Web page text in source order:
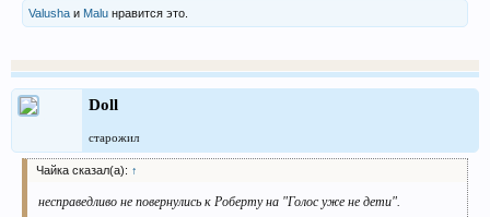
Valusha и Malu нравится это.
Doll
старожил
Чайка сказал(а): ↑
несправедливо не повернулись к Роберту на "Голос уже не дети".